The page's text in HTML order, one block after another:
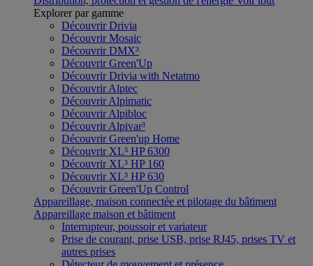
Explorer par gamme
Découvrir Drivia
Découvrir Mosaic
Découvrir DMX³
Découvrir Green'Up
Découvrir Drivia with Netatmo
Découvrir Alptec
Découvrir Alpimatic
Découvrir Alpibloc
Découvrir Alpivar³
Découvrir Green'up Home
Découvrir XL³ HP 6300
Découvrir XL³ HP 160
Découvrir XL³ HP 630
Découvrir Green'Up Control
Appareillage, maison connectée et pilotage du bâtiment
Appareillage maison et bâtiment
Interrupteur, poussoir et variateur
Prise de courant, prise USB, prise RJ45, prises TV et
autres prises